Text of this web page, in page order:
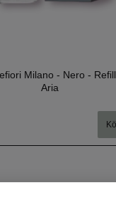
Milano - Nero - Refill
Aria